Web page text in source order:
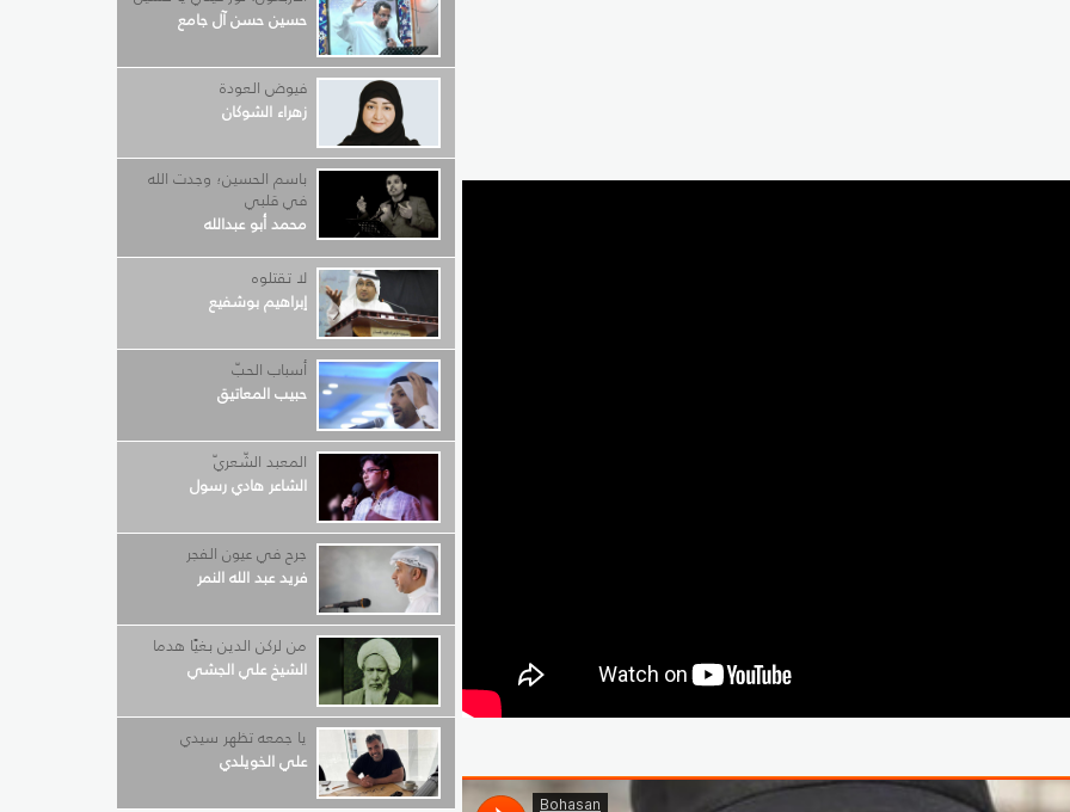
حسين حسن آل جامع
فيوض العودة
زهراء الشوكان
باسم الحسين؛ وجدت الله
في قلبي
محمد أبو عبدالله
لا تقتلوه
إبراهيم بوشفيع
أسباب الحبّ
حبيب المعاتيق
المعبد الشّعريّ
الشاعر هادي رسول
جرح في عيون الفجر
فريد عبد الله النمر
من لركن الدين بغيًا هدما
الشيخ علي الجشي
يا جمعه تظهر سيدي
علي الخويلدي